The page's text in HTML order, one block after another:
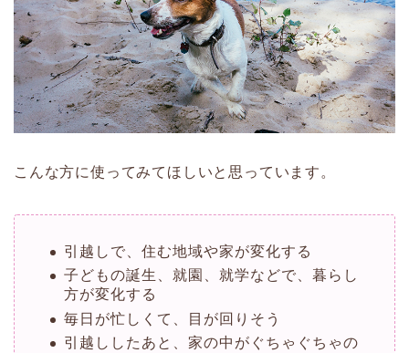
こんな方に使ってみてほしいと思っています。
引越しで、住む地域や家が変化する
子どもの誕生、就園、就学などで、暮らし
方が変化する
毎日が忙しくて、目が回りそう
引越ししたあと、家の中がぐちゃぐちゃの